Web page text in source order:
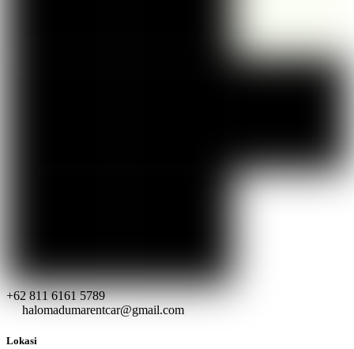
+62 811 6161 5789
halomadumarentcar@gmail.com
Lokasi